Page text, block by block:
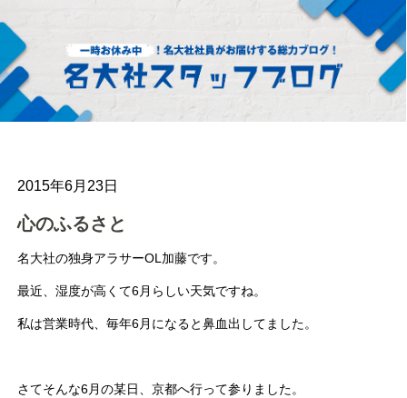
2015年6月23日
心のふるさと
名大社の独身アラサーOL加藤です。
最近、湿度が高くて6月らしい天気ですね。
私は営業時代、毎年6月になると鼻血出してました。
さてそんな6月の某日、京都へ行って参りました。